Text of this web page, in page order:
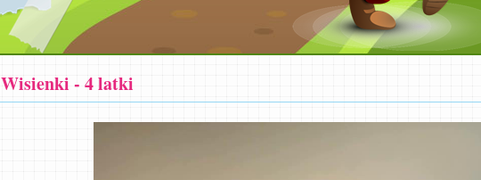
Wisienki - 4 latki